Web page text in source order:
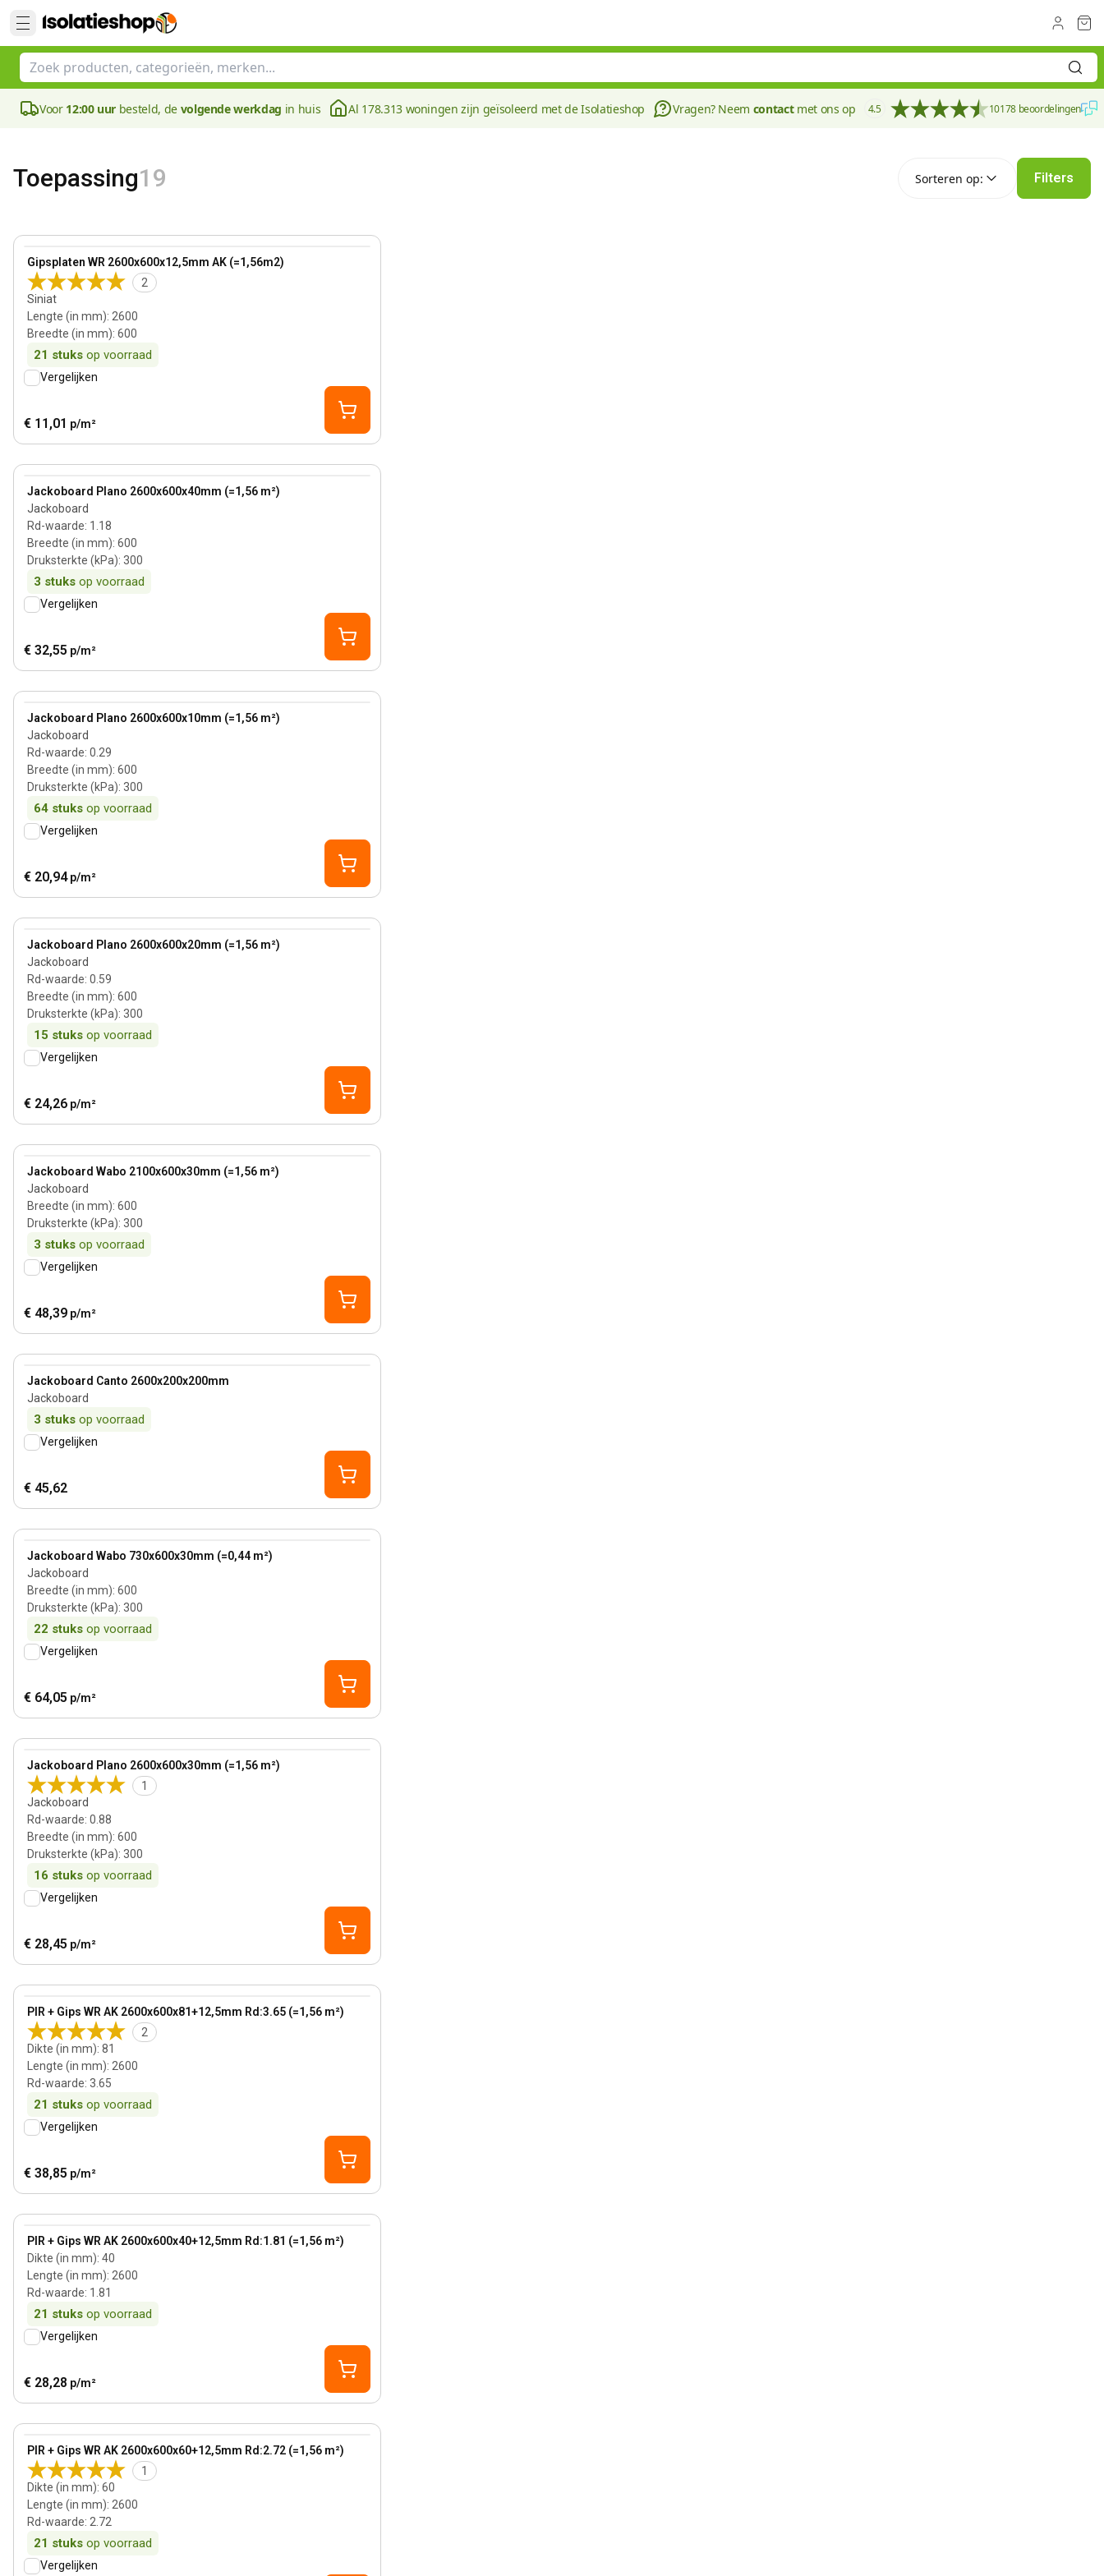
Voor 12:00 uur besteld, de volgende werkdag in huis Al 178.313 woningen zijn geïsoleerd met de Isolatieshop Vragen? Neem contactmet ons op 4.5 10178 beoordelingen
Toepassing19 Sorteren op: Filters
Gipsplaten WR 2600x600x12,5mm AK (=1,56m2)
2
Siniat
Lengte (in mm): 2600
Breedte (in mm): 600
21 stuks op voorraad
View product
Vergelijken
€ 11,01 p/m²
Jackoboard Plano 2600x600x40mm (=1,56 m²)
Jackoboard
Rd-waarde: 1.18
Breedte (in mm): 600
Druksterkte (kPa): 300
3 stuks op voorraad
View product
Vergelijken
€ 32,55 p/m²
Jackoboard Plano 2600x600x10mm (=1,56 m²)
Jackoboard
Rd-waarde: 0.29
Breedte (in mm): 600
Druksterkte (kPa): 300
64 stuks op voorraad
View product
Vergelijken
€ 20,94 p/m²
Jackoboard Plano 2600x600x20mm (=1,56 m²)
Jackoboard
Rd-waarde: 0.59
Breedte (in mm): 600
Druksterkte (kPa): 300
15 stuks op voorraad
View product
Vergelijken
€ 24,26 p/m²
Jackoboard Wabo 2100x600x30mm (=1,56 m²)
Jackoboard
Breedte (in mm): 600
Druksterkte (kPa): 300
3 stuks op voorraad
View product
Vergelijken
€ 48,39 p/m²
Jackoboard Canto 2600x200x200mm
Jackoboard
3 stuks op voorraad
View product
Vergelijken
€ 45,62
Jackoboard Wabo 730x600x30mm (=0,44 m²)
Jackoboard
Breedte (in mm): 600
Druksterkte (kPa): 300
22 stuks op voorraad
View product
Vergelijken
€ 64,05 p/m²
Jackoboard Plano 2600x600x30mm (=1,56 m²)
1
Jackoboard
Rd-waarde: 0.88
Breedte (in mm): 600
Druksterkte (kPa): 300
16 stuks op voorraad
View product
Vergelijken
€ 28,45 p/m²
PIR + Gips WR AK 2600x600x81+12,5mm Rd:3.65 (=1,56 m²)
2
Dikte (in mm): 81
Lengte (in mm): 2600
Rd-waarde: 3.65
21 stuks op voorraad
View product
Vergelijken
€ 38,85 p/m²
PIR + Gips WR AK 2600x600x40+12,5mm Rd:1.81 (=1,56 m²)
Dikte (in mm): 40
Lengte (in mm): 2600
Rd-waarde: 1.81
21 stuks op voorraad
View product
Vergelijken
€ 28,28 p/m²
PIR + Gips WR AK 2600x600x60+12,5mm Rd:2.72 (=1,56 m²)
1
Dikte (in mm): 60
Lengte (in mm): 2600
Rd-waarde: 2.72
21 stuks op voorraad
View product
Vergelijken